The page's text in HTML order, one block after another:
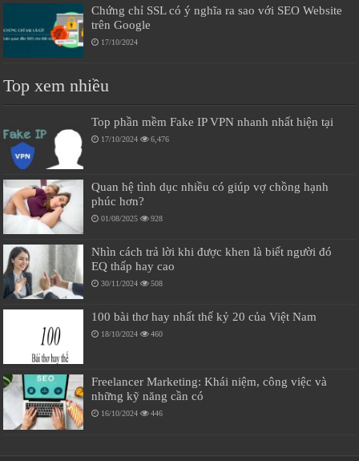
Chứng chỉ SSL có ý nghĩa ra sao với SEO Website
trên Google
17/10/2024
Top xem nhiều
Top phần mềm Fake IP VPN nhanh nhất hiện tại
17/10/2024 6,476
Quan hệ tình dục nhiều có giúp vợ chồng hạnh
phúc hơn?
01/08/2025 928
Nhìn cách trả lời khi được khen là biết người đó
EQ thấp hay cao
30/11/2024 508
100 bài thơ hay nhất thế kỷ 20 của Việt Nam
18/10/2024 460
Freelancer Marketing: Khái niệm, công việc và
những kỹ năng cần có
16/10/2024 446